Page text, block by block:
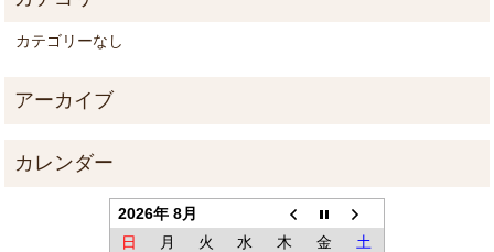
カテゴリーなし
2026年 8月
日
月 火 水 木 金
土